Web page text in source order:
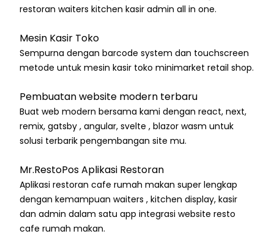
restoran waiters kitchen kasir admin all in one.
Mesin Kasir Toko
Sempurna dengan barcode system dan touchscreen
metode untuk mesin kasir toko minimarket retail shop.
Pembuatan website modern terbaru
Buat web modern bersama kami dengan react, next,
remix, gatsby , angular, svelte , blazor wasm untuk
solusi terbarik pengembangan site mu.
Mr.RestoPos Aplikasi Restoran
Aplikasi restoran cafe rumah makan super lengkap
dengan kemampuan waiters , kitchen display, kasir
dan admin dalam satu app integrasi website resto
cafe rumah makan.